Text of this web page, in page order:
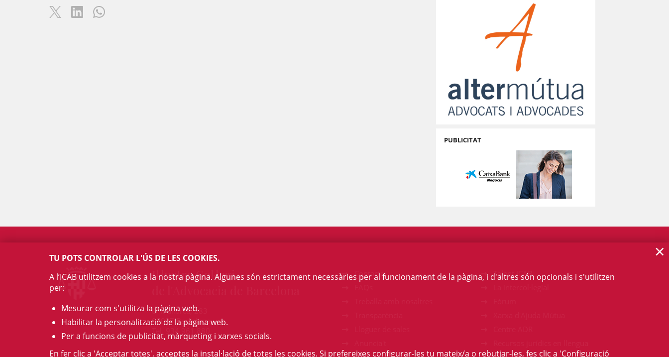
PUBLICITAT
Il·lustre Col·legi
c/ Mallorca, 283
08037 Barcelona
Tel. 934 961 880
Contacte
Talent ICAB
TU POTS CONTROLAR L'ÚS DE LES COOKIES.
A l’ICAB utilitzem cookies a la nostra pàgina. Algunes són estrictament necessàries per al funcionament de la pàgina, i d'altres són opcionals i s'utilitzen
per:
Mesurar com s'utilitza la pàgina web.
Habilitar la personalització de la pàgina web.
Per a funcions de publicitat, màrqueting i xarxes socials.
En fer clic a 'Acceptar totes', acceptes la instal·lació de totes les cookies. Si prefereixes configurar-les tu mateix/a o rebutjar-les, fes clic a 'Configuració
×